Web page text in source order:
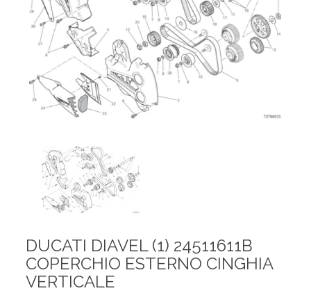
DUCATI DIAVEL (1) 24511611B
COPERCHIO ESTERNO CINGHIA
VERTICALE